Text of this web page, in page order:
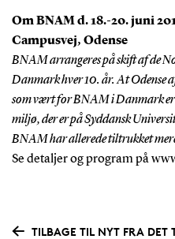
Om BNAM d. 18.-20. juni
Campusvej, Odense
BNAM arrangeres på skift af de
Danmark hver 10. år. At Odense
som vært for BNAM i Danmark er
miljø, der er på Syddansk
BNAM har allerede tiltrukket
Se detaljer og program på
TILBAGE TIL NYT FRA DET